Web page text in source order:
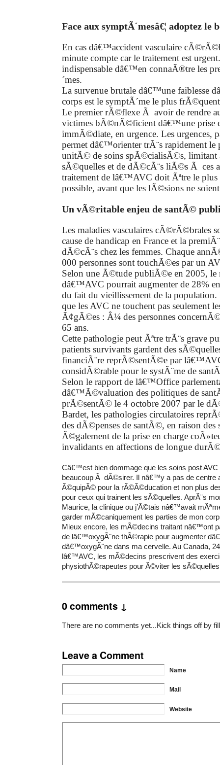
Face aux symptÃ´mesâ€¦ adoptez le
En cas dâ€™accident vasculaire
minute compte car le traitement est
indispensable dâ€™en connaÃ®tre les
´mes.
La survenue brutale dâ€™une faiblesse
corps est le symptÃ´me le plus
Le premier rÃ©flexe Ã avoir de rendre
victimes bÃ©nÃ©ficient dâ€™une prise
immÃ©diate, en urgence. Les urgences,
permet dâ€™orienter trÃ¨s rapidement le
unitÃ© de soins spÃ©cialisÃ©s, limitant
sÃ©quelles et de dÃ©cÃ¨s liÃ©s Ã ces
traitement de lâ€™AVC doit Ãªtre le
possible, avant que les lÃ©sions ne
Un vÃ©ritable enjeu de santÃ©
Les maladies vasculaires cÃ©rÃ©brales
cause de handicap en France et la
dÃ©cÃ¨s chez les femmes. Chaque
000 personnes sont touchÃ©es par un
Selon une Ã©tude publiÃ©e en 2005, le
dâ€™AVC pourrait augmenter de 28%
du fait du vieillissement de la
que les AVC ne touchent pas seulement
Ã¢gÃ©es : Â¼ des personnes
65 ans.
Cette pathologie peut Ãªtre trÃ¨s grave
patients survivants gardent des
financiÃ¨re reprÃ©sentÃ©e par
considÃ©rable pour le systÃ¨me de
Selon le rapport de lâ€™Office
dâ€™Ã©valuation des politiques de
prÃ©sentÃ© le 4 octobre 2007 par le
Bardet, les pathologies circulatoires
des dÃ©penses de santÃ©, en raison des
Ã©galement de la prise en charge
invalidants en affections de longue
Câ€™est bien dommage que les soins post
beaucoup Ã dÃ©sirer. Il nâ€™y a pas de centre
Ã©quipÃ© pour la rÃ©Ã©ducation et non plus
pour ceux qui trainent les sÃ©quelles. AprÃ¨s
Maurice, la clinique ou j’Ã©tais nâ€™avait
garder mÃ©caniquement les parties de mon
Mieux encore, les mÃ©decins traitant nâ€™ont
de lâ€™oxygÃ¨ne thÃ©rapie pour augmenter
dâ€™oxygÃ¨ne dans ma cervelle. Au Canada,
lâ€™AVC, les mÃ©decins prescrivent des
physiothÃ©rapeutes pour Ã©viter les
0 comments ↓
There are no comments yet...Kick things off by
Leave a Comment
Name
Mail
Website